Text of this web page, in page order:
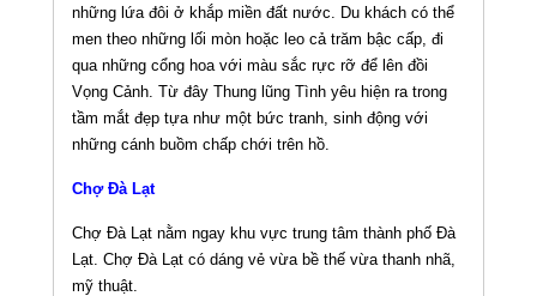
những lứa đôi ở khắp miền đất nước. Du khách có thể
men theo những lối mòn hoặc leo cả trăm bậc cấp, đi
qua những cổng hoa với màu sắc rực rỡ để lên đồi
Vọng Cảnh. Từ đây Thung lũng Tình yêu hiện ra trong
tầm mắt đẹp tựa như một bức tranh, sinh động với
những cánh buồm chấp chới trên hồ.
Chợ Đà Lạt
Chợ Đà Lạt nằm ngay khu vực trung tâm thành phố Đà
Lạt. Chợ Đà Lạt có dáng vẻ vừa bề thế vừa thanh nhã,
mỹ thuật.